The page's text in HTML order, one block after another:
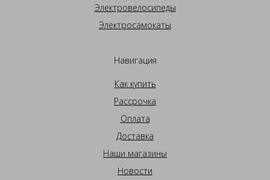
Электровелосипеды
Электросамокаты
Навигация
Как купить
Рассрочка
Оплата
Доставка
Наши магазины
Новости